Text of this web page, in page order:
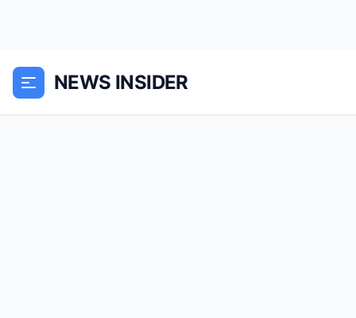
NEWS INSIDER